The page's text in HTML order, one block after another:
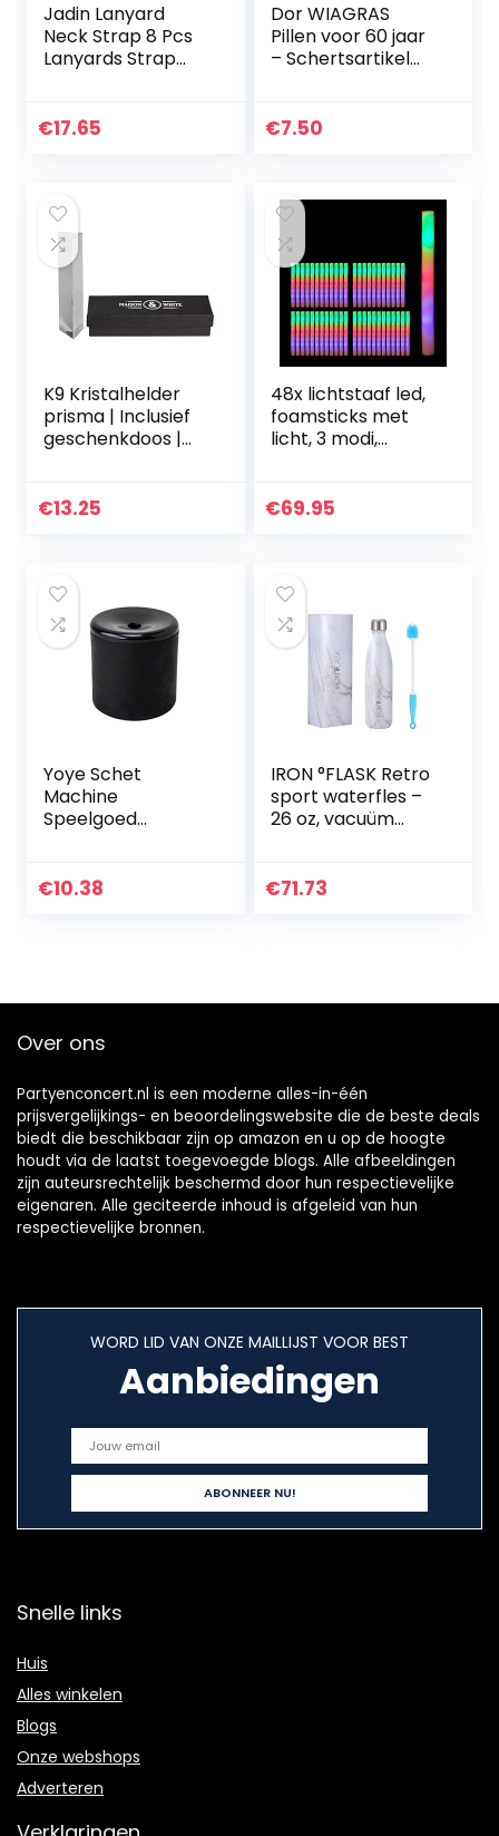
Jadin Lanyard
Neck Strap 8 Pcs
Lanyards Strap
Kaart Lanyard
€17.65
Dor WIAGRAS
Pillen voor 60 jaar
– Schertsartikel
€7.50
K9 Kristalhelder
prisma | Inclusief
geschenkdoos |
| Ideaal voor
€13.25
48x lichtstaaf led,
foamsticks met
licht, 3 modi,
cm lang, wit
€69.95
Yoye Schet
Machine
Speelgoed
Grappig Grappig
€10.38
IRON °FLASK Retro
sport waterfles –
26 oz, vacuüm
warm koud,
€71.73
Over ons
Partyenconcert.nl is een moderne alles-in-één
prijsvergelijkings- en beoordelingswebsite die de beste deals
biedt die beschikbaar zijn op amazon en u op de hoogte
houdt via de laatst toegevoegde blogs. Alle afbeeldingen
zijn auteursrechtelijk beschermd door hun respectievelijke
eigenaren. Alle geciteerde inhoud is afgeleid van hun
respectievelijke bronnen.
WORD LID VAN ONZE MAILLIJST VOOR BEST
Aanbiedingen
Snelle links
Huis
Alles winkelen
Blogs
Onze webshops
Adverteren